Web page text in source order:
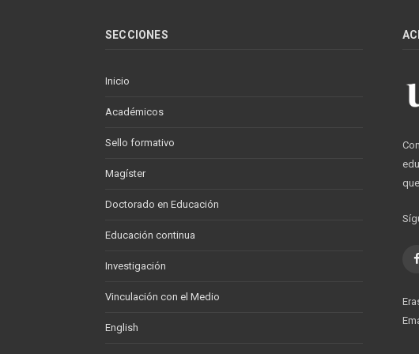
SECCIONES
Inicio
Académicos
Sello formativo
Magíster
Doctorado en Educación
Educación continua
Investigación
Vinculación con el Medio
English